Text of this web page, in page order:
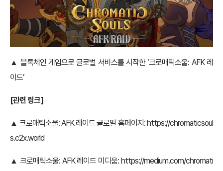
▲ 블록체인 게임으로 글로벌 서비스를 시작한 ‘크로매틱소울: AFK 레
이드’
[관련 링크]
▲ 크로매틱소울: AFK 레이드 글로벌 홈페이지: https://chromaticsoul
s.c2x.world
▲ 크로매틱소울: AFK 레이드 미디움: https://medium.com/chromati